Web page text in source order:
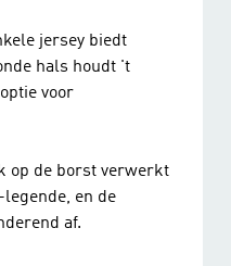
jersey biedt
hals houdt 't
voor
op de borst verwerkt
en de
af.